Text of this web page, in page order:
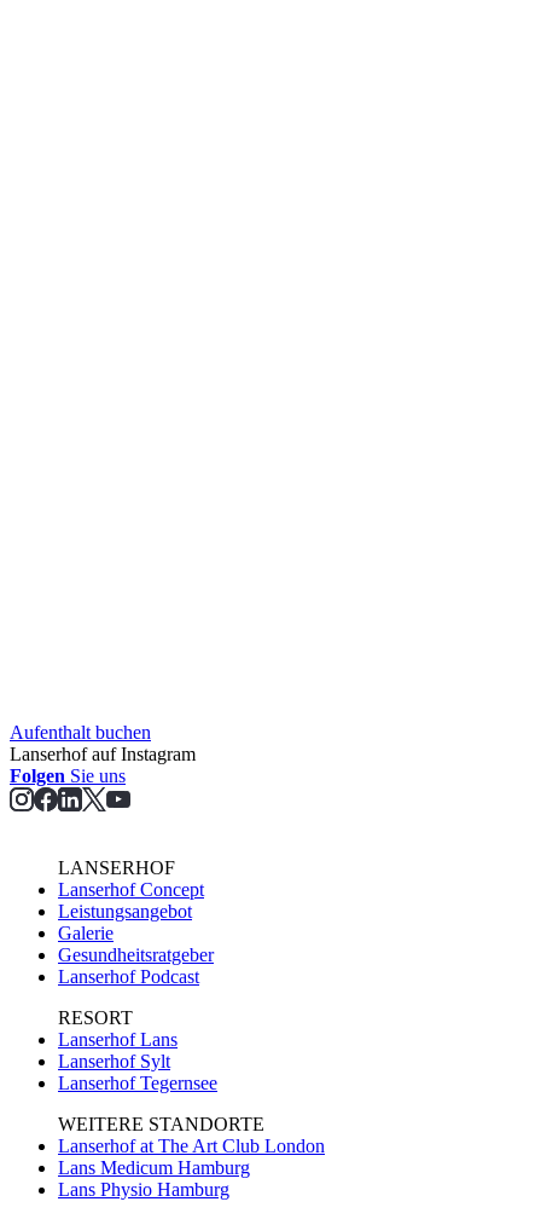
Aufent­halt buchen
Lanserhof auf Instagram
Folgen Sie uns
LANSERHOF
Lanserhof Concept
Leistungsangebot
Galerie
Gesundheitsratgeber
Lanserhof Podcast
RESORT
Lanserhof Lans
Lanserhof Sylt
Lanserhof Tegernsee
WEITERE STANDORTE
Lanserhof at The Art Club London
Lans Medicum Hamburg
Lans Physio Hamburg